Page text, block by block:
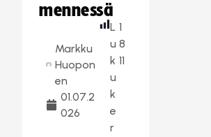
mennessä
Markku
Huopon
en
01.07.2
026
L
u
k
u
k
e
r
1
8
11